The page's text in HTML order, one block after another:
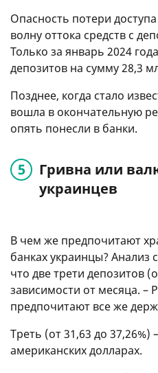
Опасность потери
волну оттока средств с
Только за январь 2024
депозитов на сумму 28,3
Позднее, когда стало
вошла в окончательную
опять понесли в банки.
Гривна или
украинцев
В чем же предпочитают
банках украинцы? Анализ
что две трети депозитов
зависимости от месяца. –
предпочитают все же
Треть (от 31,63 до
американских долларах.